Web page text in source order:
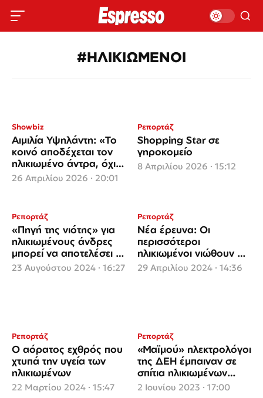
#ΗΛΙΚΙΩΜΕΝΟΙ
Showbiz
Αιμιλία Υψηλάντη: «Το
κοινό αποδέχεται τον
ηλικιωμένο άντρα, όχι
όμως την ηλικιωμένη
γυναίκα»
26 Απριλίου 2026 · 20:01
Ρεπορτάζ
Shopping Star σε
γηροκομείο
8 Απριλίου 2026 · 15:12
Ρεπορτάζ
«Πηγή της νιότης» για
ηλικιωμένους άνδρες
μπορεί να αποτελέσει ο
γάμος
23 Αυγούστου 2024 · 16:27
Ρεπορτάζ
Νέα έρευνα: Οι
περισσότεροι
ηλικιωμένοι νιώθουν ότι
τα γεράματα πλέον
αρχίζουν στα 75
29 Απριλίου 2024 · 14:36
Ρεπορτάζ
Ο αόρατος εχθρός που
χτυπά την υγεία των
ηλικιωμένων
22 Μαρτίου 2024 · 15:47
Ρεπορτάζ
«Μαϊμού» ηλεκτρολόγοι
της ΔΕΗ έμπαιναν σε
σπίτια ηλικιωμένων
δήθεν για βλάβες και τα
2 Ιουνίου 2023 · 17:00